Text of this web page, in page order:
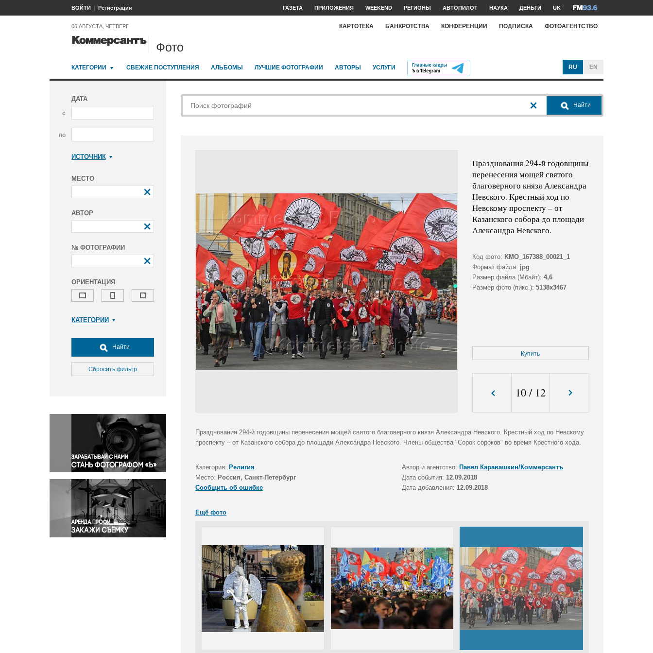
ВОЙТИ Регистрация ГАЗЕТА ПРИЛОЖЕНИЯ WEEKEND РЕГИОНЫ АВТОПИЛОТ НАУКА ДЕНЬГИ UK
06 АВГУСТА, ЧЕТВЕРГ КАРТОТЕКА БАНКРОТСТВА КОНФЕРЕНЦИИ ПОДПИСКА ФОТОАГЕНТСТВО
Фото
КАТЕГОРИИ СВЕЖИЕ ПОСТУПЛЕНИЯ АЛЬБОМЫ ЛУЧШИЕ ФОТОГРАФИИ АВТОРЫ УСЛУГИ RU EN
ДАТА
с
по
ИСТОЧНИК
МЕСТО
АВТОР
№ ФОТОГРАФИИ
ОРИЕНТАЦИЯ
КАТЕГОРИИ
Досуг, туризм и отдых
Культура
Медицина
Окружающая среда
Политика
Правосудие
Происшествия и конфликты
Религия
Светская жизнь
Спорт
Экология
Экономика и бизнес
Найти
Сбросить фильтр
Найти
Празднования 294-й годовщины
перенесения мощей святого
благоверного князя Александра
Невского. Крестный ход по
Невскому проспекту – от
Казанского собора до площади
Александра Невского.
Код фото: KMO_167388_00021_1
Формат файла: jpg
Размер файла (Мбайт): 4,6
Размер фото (пикс.): 5138x3467
Купить
10/ 12
Празднования 294-й годовщины перенесения мощей святого благоверного князя Александра Невского. Крестный ход по Невскому
проспекту – от Казанского собора до площади Александра Невского. Члены общества "Сорок сороков" во время Крестного хода.
Категория: Религия Автор и агентство: Павел Каравашкин/Коммерсантъ
Место: Россия, Санкт-Петербург Дата события: 12.09.2018
Сообщить об ошибке
Дата добавления: 12.09.2018
Ещё фото